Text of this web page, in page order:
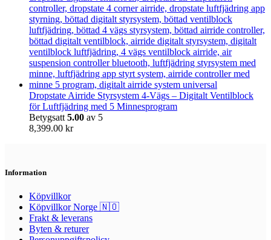
Dropstate Airride Styrsystem 4-Vägs – Digitalt Ventilblock
för Luftfjädring med 5 Minnesprogram
Betygsatt 5.00 av 5
8,399.00 kr
Information
Köpvillkor
Köpvillkor Norge 🇳🇴
Frakt & leverans
Byten & returer